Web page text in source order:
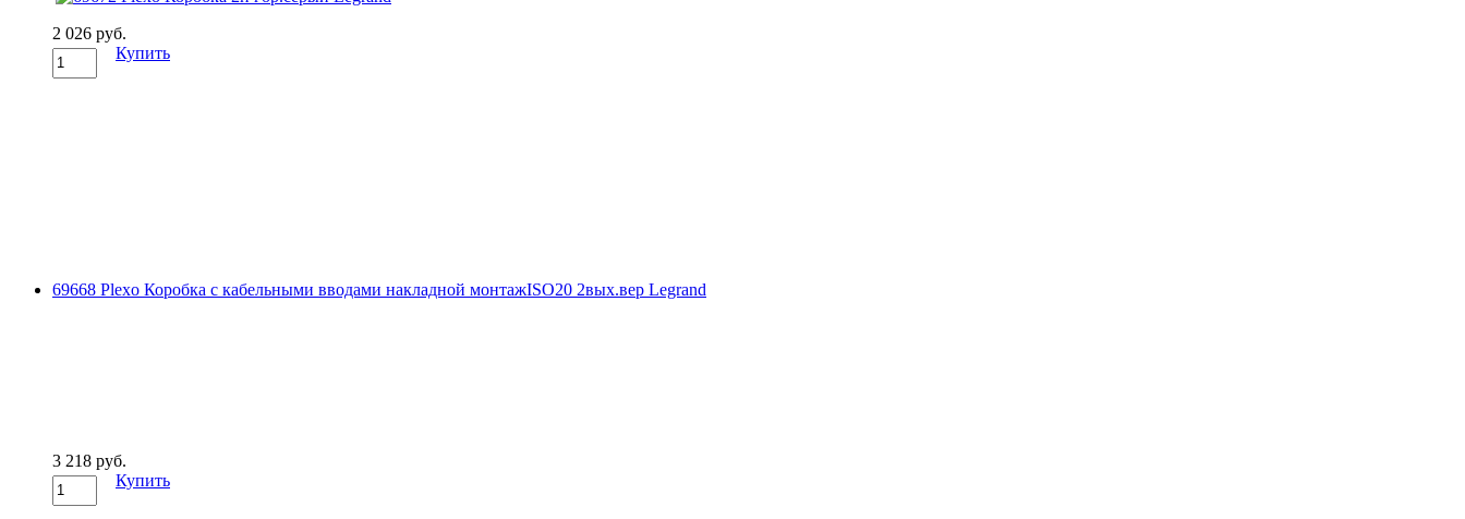
2 026 руб.
Купить
69668 Plexo Коробка с кабельными вводами накладной монтажISO20 2вых.вер Legrand
3 218 руб.
Купить